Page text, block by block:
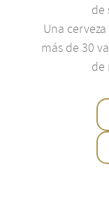
de
Una
más de 30
de